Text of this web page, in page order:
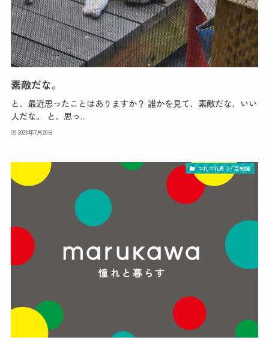
素敵だな。
と、最近思ったことはありますか？ 誰かを見て、素敵だな、いい
人だな。 と、思っ...
2023年7月20日
つれづれ思う/ 豆知識